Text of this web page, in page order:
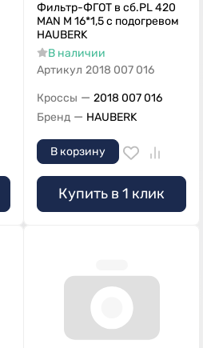
Фильтр-ФГОТ в сб.PL 420
MAN М 16*1,5 с подогревом
HAUBERK
В наличии
Артикул 2018 007 016
Кроссы — 2018 007 016
Бренд — HAUBERK
В корзину
Купить в 1 клик